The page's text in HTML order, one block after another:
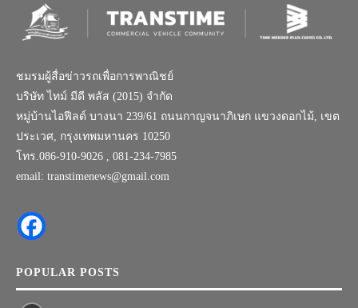
ชมรมผู้สื่อข่าวรถเพื่อการพาณิชย์
บริษัท ไทม์ มีดี พลัส (2015) จำกัด
หมู่บ้านไอฟีลด์ บางนา 239/61 ถนนกาญจนาภิเษก แขวงดอกไม้, เขต
ประเวศ, กรุงเทพมหานคร 10250
โทร.086-910-9026 , 081-234-7985
email: transtimenews@gmail.com
POPULAR POSTS